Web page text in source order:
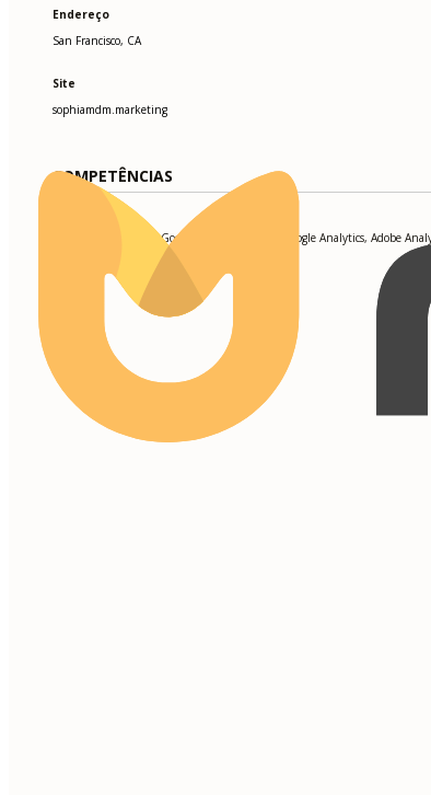
Endereço
San Francisco, CA
Site
sophiamdm.marketing
COMPETÊNCIAS
Hootsuite, HubSpot, Google Ads, Mailchimp, Google Analytics, Adobe